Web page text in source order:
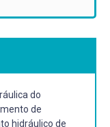
do
de
hidráulico de